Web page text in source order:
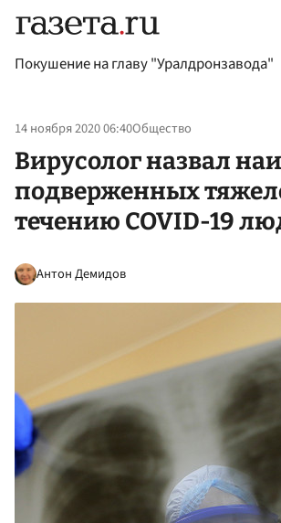
Покушение на главу "Уралдронзавода"
14 ноября 2020 06:40Общество
Вирусолог назвал
подверженных
течению COVID-19
Антон Демидов